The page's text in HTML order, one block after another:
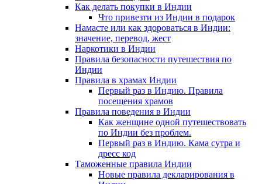
Как делать покупки в Индии
Что привезти из Индии в подарок
Намасте или как здороваться в Индии:
значение, перевод, жест
Наркотики в Индии
Правила безопасности путешествия по
Индии
Правила в храмах Индии
Первый раз в Индию. Правила
посещения храмов
Правила поведения в Индии
Как женщине одной путешествовать
по Индии без проблем.
Первый раз в Индию. Кама сутра и
дресс код
Таможенные правила Индии
Новые правила декларирования в